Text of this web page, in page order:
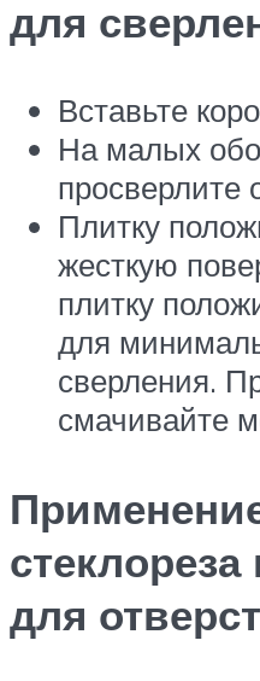
для
Вставьте
На малых
просверлите
Плитку
жесткую
плитку
для
сверления.
смачивайте
для